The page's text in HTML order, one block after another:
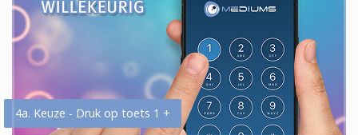
4a. Keuze - Druk op toets 1 +